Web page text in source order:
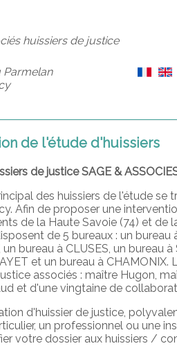
huissiers de justice
Parmelan
de l'étude d'huissiers
de justice SAGE &
des huissiers de l'étude se
Afin de proposer une
de la Haute Savoie (74) et de
de 5 bureaux : un bureau
un bureau à CLUSES, un bureau
et un bureau à CHAMONIX.
associés : maître Hugon,
et d'une vingtaine de
d'huissier de justice,
un professionnel ou une
votre dossier aux huissiers /